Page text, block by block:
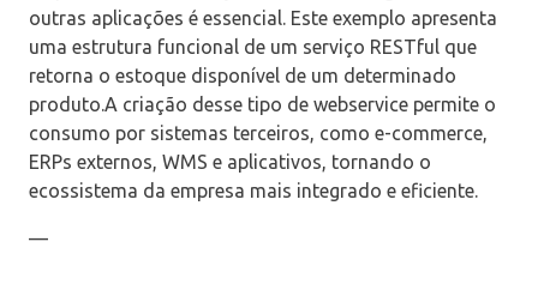
outras aplicações é essencial. Este exemplo apresenta
uma estrutura funcional de um serviço RESTful que
retorna o estoque disponível de um determinado
produto.A criação desse tipo de webservice permite o
consumo por sistemas terceiros, como e-commerce,
ERPs externos, WMS e aplicativos, tornando o
ecossistema da empresa mais integrado e eficiente.
—